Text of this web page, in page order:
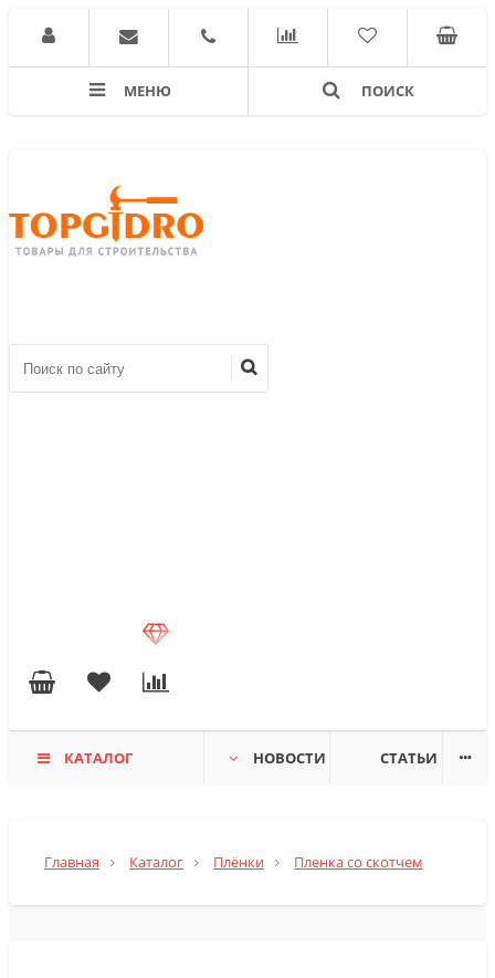
МЕНЮ ПОИСК
КАТАЛОГ НОВОСТИ СТАТЬИ
Главная Каталог Плёнки Пленка со скотчем